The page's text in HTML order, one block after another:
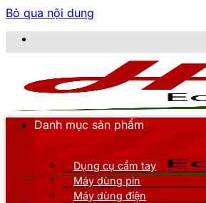
Bỏ qua nội dung
Danh mục sản phẩm
Dụng cụ cầm tay
Máy dùng pin
Máy dùng điện